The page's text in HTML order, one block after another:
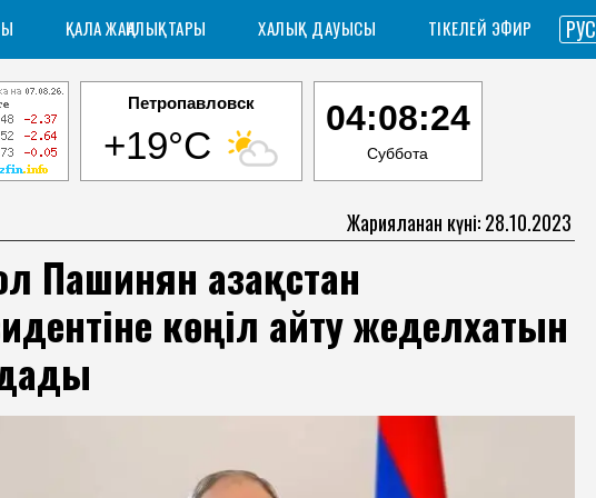
ҚАЛА ЖАҢАЛЫҚТАРЫ ХАЛЫҚ ДАУЫСЫ ТІКЕЛЕЙ ЭФИР РУС
Петропавловск
+19°C
04:08:25
Суббота
Жарияланған күні: 28.10.2023
Пашинян Қазақстан
көңіл айту жеделхатын